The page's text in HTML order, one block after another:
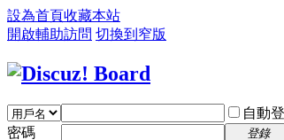
設為首頁收藏本站
開啟輔助訪問 切換到窄版
自動
密碼
登錄